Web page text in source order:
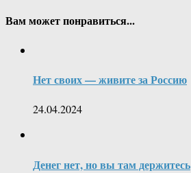
Вам может понравиться...
Нет своих — живите за Россию
24.04.2024
Денег нет, но вы там держитесь